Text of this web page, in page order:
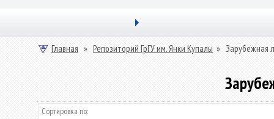
Главная » Репозиторий ГрГУ им. Янки Купалы » Зарубежная
Сортировка по: